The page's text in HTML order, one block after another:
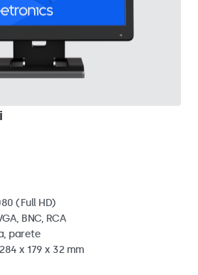
(Full HD)
BNC, RCA
parete
x 179 x 32 mm